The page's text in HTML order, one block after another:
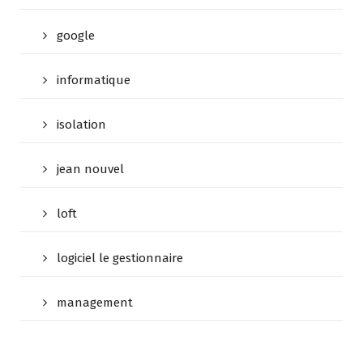
google
informatique
isolation
jean nouvel
loft
logiciel le gestionnaire
management